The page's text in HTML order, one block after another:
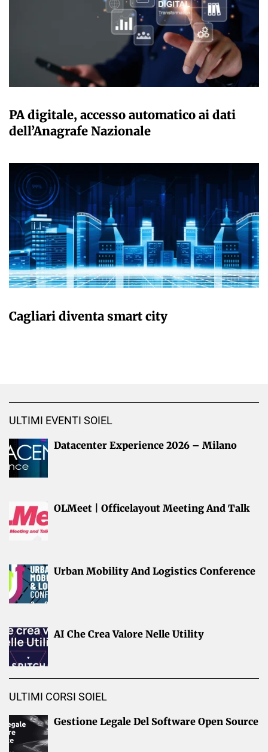
PA digitale, accesso automatico ai dati
dell’Anagrafe Nazionale
Cagliari diventa smart city
ULTIMI EVENTI SOIEL
Datacenter Experience 2026 – Milano
OLMeet | Officelayout Meeting And Talk
Urban Mobility And Logistics Conference
AI Che Crea Valore Nelle Utility
ULTIMI CORSI SOIEL
Gestione Legale Del Software Open Source